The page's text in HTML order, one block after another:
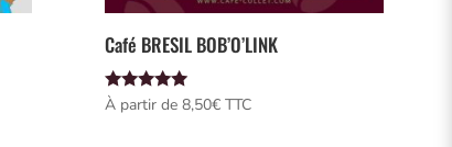
Café BRESIL BOB’O’LINK
Note
5.00
À partir de 8,50€ TTC